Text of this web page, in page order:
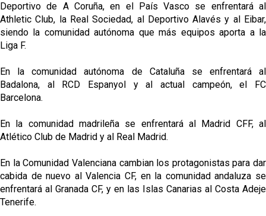
Deportivo de A Coruña, en el País Vasco se enfrentará al
Athletic Club, la Real Sociedad, al Deportivo Alavés y al Eibar,
siendo la comunidad autónoma que más equipos aporta a la
Liga F.
En la comunidad autónoma de Cataluña se enfrentará al
Badalona, al RCD Espanyol y al actual campeón, el FC
Barcelona.
En la comunidad madrileña se enfrentará al Madrid CFF, al
Atlético Club de Madrid y al Real Madrid.
En la Comunidad Valenciana cambian los protagonistas para dar
cabida de nuevo al Valencia CF, en la comunidad andaluza se
enfrentará al Granada CF, y en las Islas Canarias al Costa Adeje
Tenerife.